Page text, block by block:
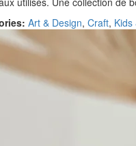
Art & Design, Craft, Kids